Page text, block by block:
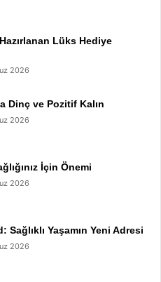
Lüks Hediye
2026
Dinç ve Pozitif Kalın
2026
İçin Önemi
2026
Sağlıklı Yaşamın Yeni Adresi
2026